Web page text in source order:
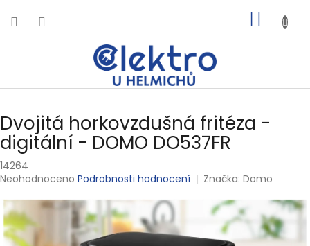
na
KOŠÍK
Dvojitá horkovzdušná fritéza -
digitální - DOMO DO537FR
14264
Průměrné
produktu
je
0,0
Neohodnoceno Podrobnosti hodnocení Značka:Domo